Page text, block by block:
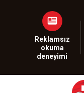
Reklamsız
okuma
deneyimi
Orta Doğu
İsrail-Gazze